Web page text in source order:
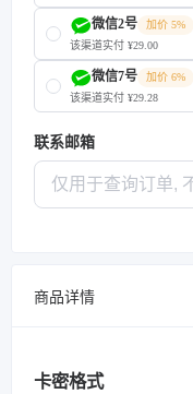
微信2号
加价 5%
该渠道实付 ¥29.00
微信7号
加价 6%
该渠道实付 ¥29.28
联系邮箱
商品详情
卡密格式